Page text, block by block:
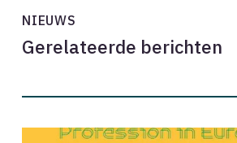
NIEUWS
Gerelateerde berichten